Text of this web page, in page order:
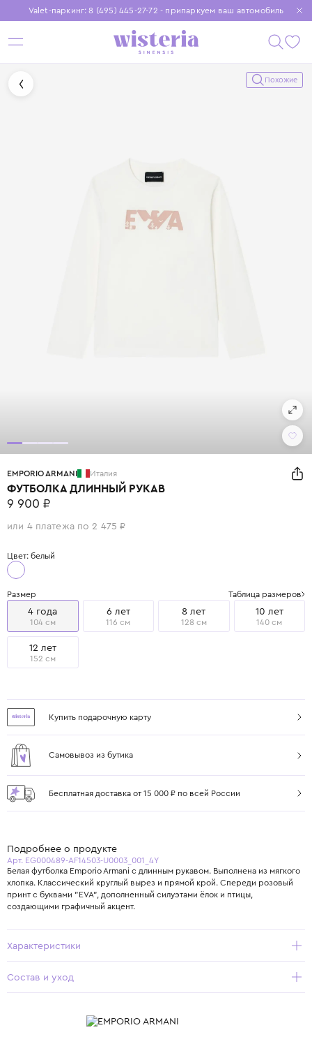
Valet-паркинг: 8 (495) 445-27-72 - припаркуем ваш автомобиль
Бесплатная доставка при заказе от 15 000 ₽
Установите приложение, чтобы покупки были еще удобнее
Похожие
EMPORIO ARMANI Италия
ФУТБОЛКА ДЛИННЫЙ РУКАВ
9 900 ₽
или 4 платежа по 2 475 ₽
Цвет: белый
Размер Таблица размеров
4 года
104 см
6 лет
116 см
8 лет
128 см
10 лет
140 см
12 лет
152 см
Купить подарочную карту
Самовывоз из бутика
Бесплатная доставка от 15 000 ₽ по всей России
Подробнее о продукте
Арт. EG000489-AF14503-U0003_001_4Y
Белая футболка Emporio Armani с длинным рукавом. Выполнена из мягкого
хлопка. Классический круглый вырез и прямой крой. Спереди розовый
принт с буквами "EVA", дополненный силуэтами ёлок и птицы,
создающими графичный акцент.
Характеристики
Состав и уход